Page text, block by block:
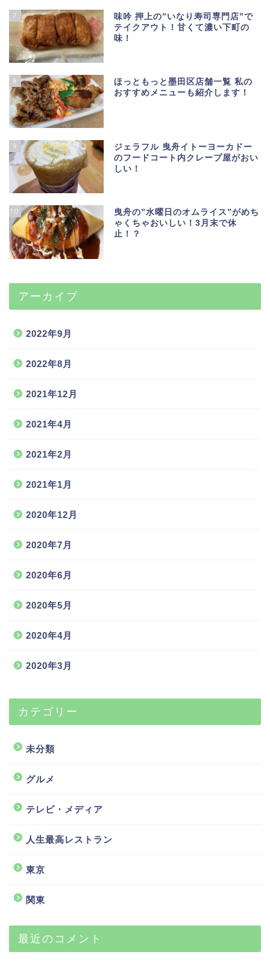
7
味吟 押上の”いなり寿司専門店”で
テイクアウト！甘くて濃い下町の
味！
8
ほっともっと墨田区店舗一覧 私の
おすすめメニューも紹介します！
9
ジェラフル 曳舟イトーヨーカドー
のフードコート内クレープ屋がおい
しい！
10
曳舟の”水曜日のオムライス”がめち
ゃくちゃおいしい！3月末で休
止！？
アーカイブ
2022年9月
2022年8月
2021年12月
2021年4月
2021年2月
2021年1月
2020年12月
2020年7月
2020年6月
2020年5月
2020年4月
2020年3月
カテゴリー
未分類
グルメ
テレビ・メディア
人生最高レストラン
東京
関東
最近のコメント